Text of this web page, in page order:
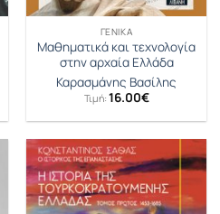
ΓΕΝΙΚΆ
Μαθηματικά και τεχνολογία
στην αρχαία Ελλάδα
Καρασμάνης Βασίλης
Τιμή: 16.00€